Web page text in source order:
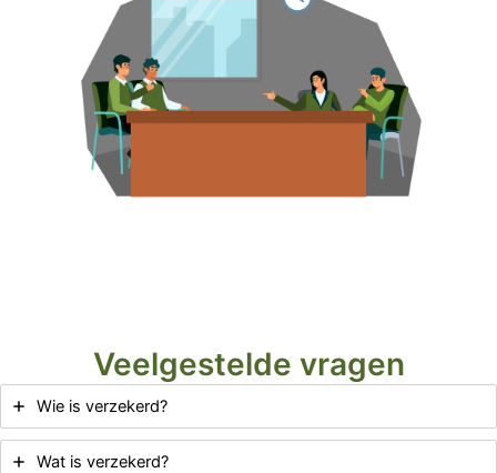
Veelgestelde vragen
Wie is verzekerd?
Wat is verzekerd?